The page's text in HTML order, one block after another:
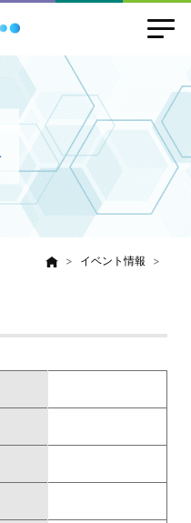
イベント情報